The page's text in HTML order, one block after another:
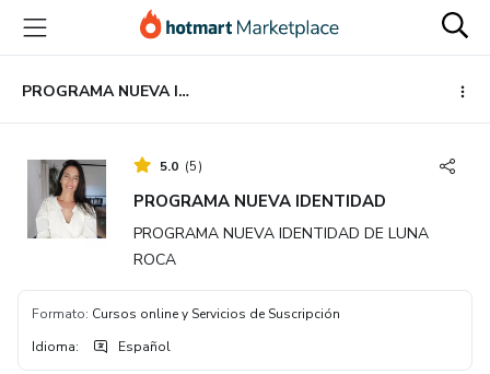
principal
página
de
página
PROGRAMA NUEVA IDENTIDAD
5.0 (5)
PROGRAMA NUEVA IDENTIDAD
PROGRAMA NUEVA IDENTIDAD DE LUNA
ROCA
Formato: Cursos online y Servicios de Suscripción
Idioma: Español